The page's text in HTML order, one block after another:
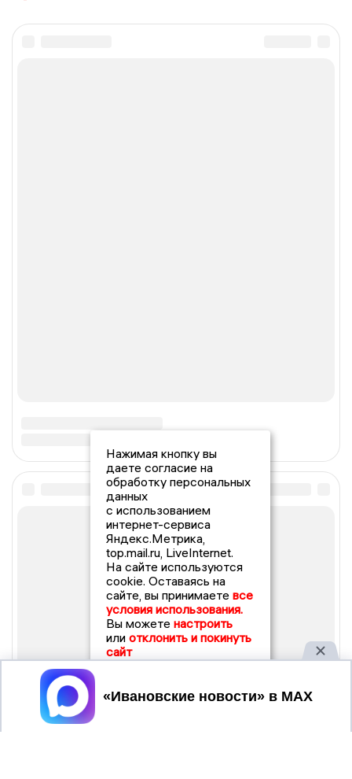
Нажимая кнопку вы
даете согласие на
обработку персональных
данных
с использованием
интернет-сервиса
Яндекс.Метрика,
top.mail.ru, LiveInternet.
На сайте используются
cookie. Оставаясь на
сайте, вы принимаете все
условия использования.
Вы можете настроить
или отклонить и покинуть
сайт
Принять